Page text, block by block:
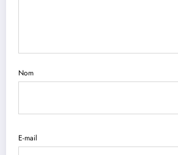
Nom
E-mail